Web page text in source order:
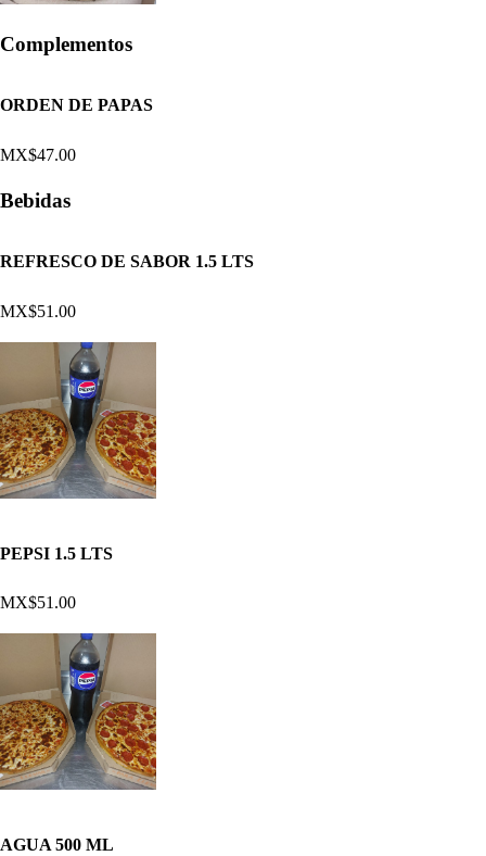
Complementos
ORDEN DE PAPAS
MX$47.00
Bebidas
REFRESCO DE SABOR 1.5 LTS
MX$51.00
PEPSI 1.5 LTS
MX$51.00
AGUA 500 ML